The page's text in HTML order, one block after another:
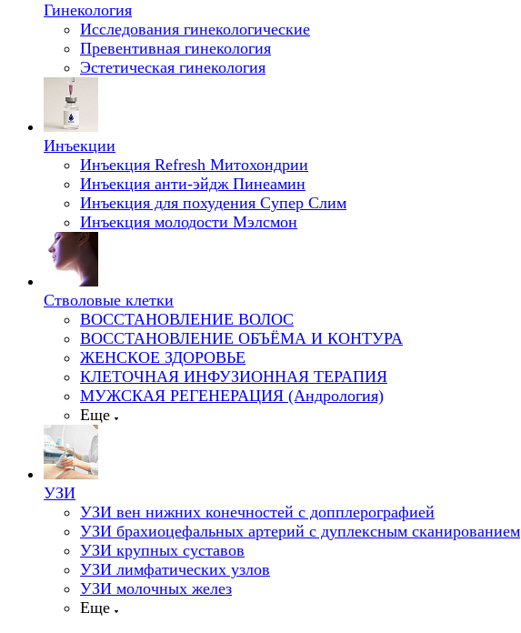
Гинекология
Исследования гинекологические
Превентивная гинекология
Эстетическая гинекология
Инъекции
Инъекция Refresh Митохондрии
Инъекция анти-эйдж Пинеамин
Инъекция для похудения Супер Слим
Инъекция молодости Мэлсмон
Стволовые клетки
ВОССТАНОВЛЕНИЕ ВОЛОС
ВОССТАНОВЛЕНИЕ ОБЪЁМА И КОНТУРА
ЖЕНСКОЕ ЗДОРОВЬЕ
КЛЕТОЧНАЯ ИНФУЗИОННАЯ ТЕРАПИЯ
МУЖСКАЯ РЕГЕНЕРАЦИЯ (Андрология)
Еще
УЗИ
УЗИ вен нижних конечностей с допплерографией
УЗИ брахиоцефальных артерий с дуплексным сканированием
УЗИ крупных суставов
УЗИ лимфатических узлов
УЗИ молочных желез
Еще